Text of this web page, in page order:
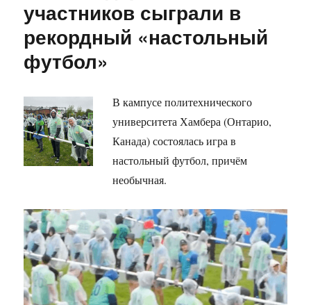
участников сыграли в
рекордный «настольный
футбол»
В кампусе политехнического
университета Хамбера (Онтарио,
Канада) состоялась игра в
настольный футбол, причём
необычная.